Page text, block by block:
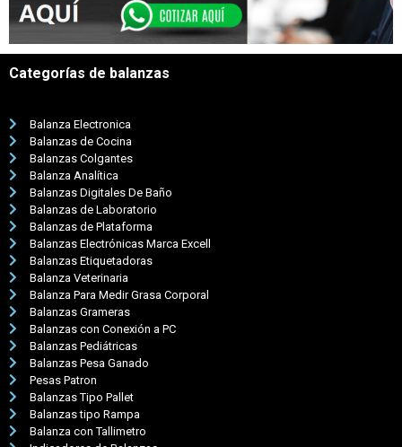
Categorías de balanzas
Balanza Electronica
Balanzas de Cocina
Balanzas Colgantes
Balanza Analítica
Balanzas Digitales De Baño
Balanzas de Laboratorio
Balanzas de Plataforma
Balanzas Electrónicas Marca Excell
Balanzas Etiquetadoras
Balanza Veterinaria
Balanza Para Medir Grasa Corporal
Balanzas Grameras
Balanzas con Conexión a PC
Balanzas Pediátricas
Balanzas Pesa Ganado
Pesas Patron
Balanzas Tipo Pallet
Balanzas tipo Rampa
Balanza con Tallimetro